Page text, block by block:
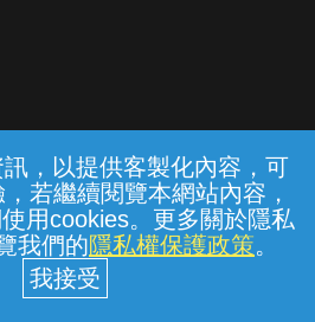
，以提供客製化內容，可
若繼續閱覽本網站內容，
用cookies。更多關於隱私
我們的隱私權保護政策。
服務條款 隱私權保護
限公司個人家庭分公司
96979949) © 2026
{{notifyMsg}}